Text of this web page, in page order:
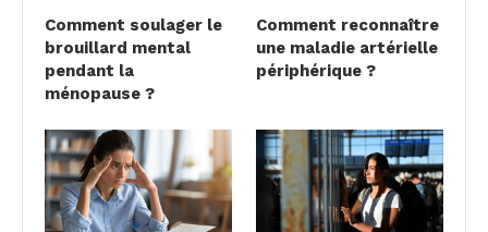
Comment soulager le
brouillard mental
pendant la
ménopause ?
Comment reconnaître
une maladie artérielle
périphérique ?